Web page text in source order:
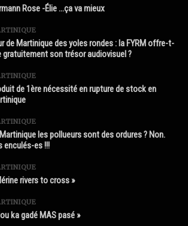
Rose -Élie …ça va mieux
de Martinique des yoles rondes : la FYRM offre-t-
gratuitement son trésor audiovisuel ?
de 1ère nécessité en rupture de stock en
les pollueurs sont des ordures ? Non.
enculés-es !!!
rivers to cross »
ka gadé MAS pasé »